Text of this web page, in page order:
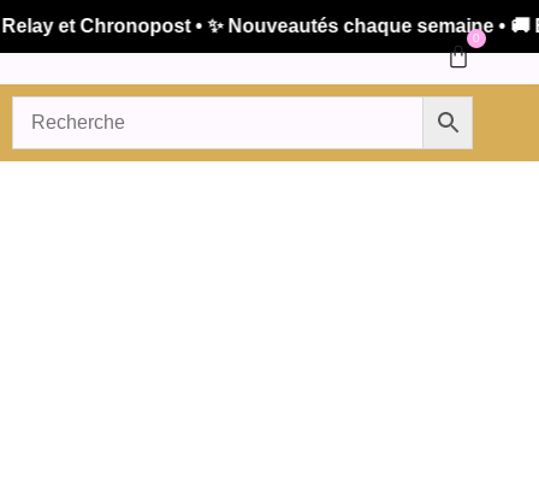
et Chronopost • ✨ Nouveautés chaque semaine • 🚚
0